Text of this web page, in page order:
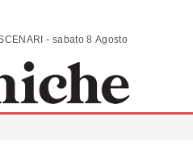
ANALISI | COMMENTI | SCENARI - sabato 8 Agosto 2026